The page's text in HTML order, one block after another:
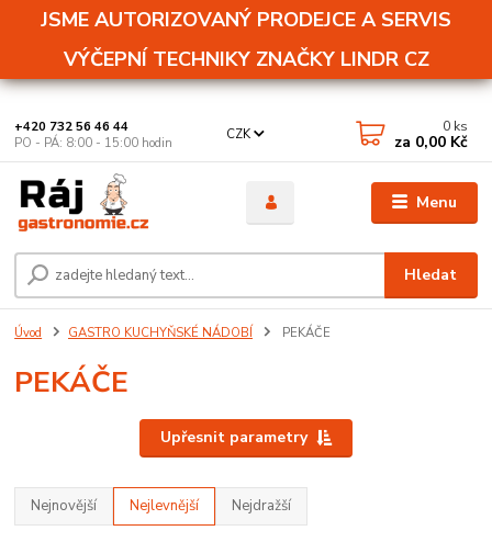
JSME AUTORIZOVANÝ PRODEJCE A SERVIS
VÝČEPNÍ TECHNIKY ZNAČKY LINDR CZ
Menu
CZK
Hledat
+420 732 56 46 44
PO - PÁ: 8:00 - 15:00 hodin
0 ks
za 0,00 Kč
Úvod GASTRO KUCHYŇSKÉ NÁDOBÍ PEKÁČE
PEKÁČE
Upřesnit parametry
Nejnovější Nejlevnější Nejdražší